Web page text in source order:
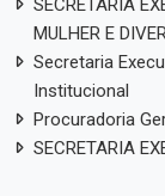
SECRETARIA
MULHER E
Secretaria
Institucional
Procuradoria
SECRETARIA